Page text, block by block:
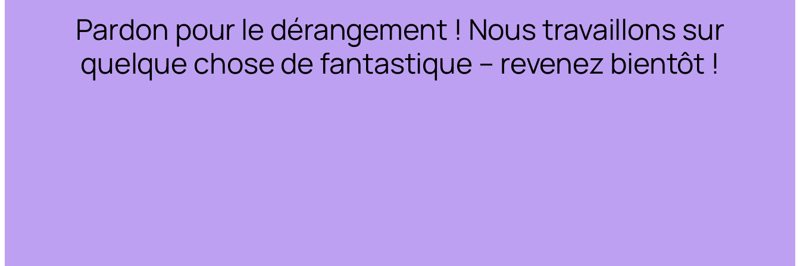
Pardon pour le dérangement ! Nous travaillons sur
quelque chose de fantastique – revenez bientôt !